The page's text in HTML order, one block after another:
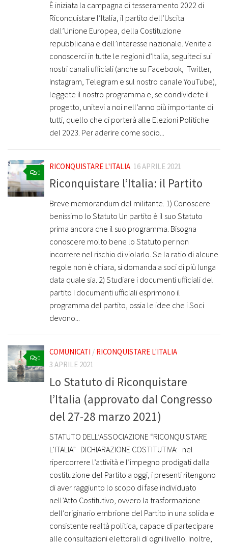
È iniziata la campagna di tesseramento 2022 di
Riconquistare l’Italia, il partito dell’Uscita
dall’Unione Europea, della Costituzione
repubblicana e dell’interesse nazionale. Venite a
conoscerci in tutte le regioni d’Italia, seguiteci sui
nostri canali ufficiali (anche su Facebook, Twitter,
Instagram, Telegram e sul nostro canale YouTube),
leggete il nostro programma e, se condividete il
progetto, unitevi a noi nell’anno più importante di
tutti, quello che ci porterà alle Elezioni Politiche
del 2023. Per aderire come socio...
0
RICONQUISTARE L'ITALIA 16 APRILE 2021
Riconquistare l’Italia: il Partito
Breve memorandum del militante. 1) Conoscere
benissimo lo Statuto Un partito è il suo Statuto
prima ancora che il suo programma. Bisogna
conoscere molto bene lo Statuto per non
incorrere nel rischio di violarlo. Se la ratio di alcune
regole non è chiara, si domanda a soci di più lunga
data quale sia. 2) Studiare i documenti ufficiali del
partito I documenti ufficiali esprimono il
programma del partito, ossia le idee che i Soci
devono...
0
COMUNICATI / RICONQUISTARE L'ITALIA
3 APRILE 2021
Lo Statuto di Riconquistare
l’Italia (approvato dal Congresso
del 27-28 marzo 2021)
STATUTO DELL’ASSOCIAZIONE “RICONQUISTARE
L’ITALIA” DICHIARAZIONE COSTITUTIVA: nel
ripercorrere l’attività e l’impegno prodigati dalla
costituzione del Partito a oggi, i presenti ritengono
di aver raggiunto lo scopo di fase individuato
nell’Atto Costitutivo, ovvero la trasformazione
dell’originario embrione del Partito in una solida e
consistente realtà politica, capace di partecipare
alle consultazioni elettorali di ogni livello. Inoltre,